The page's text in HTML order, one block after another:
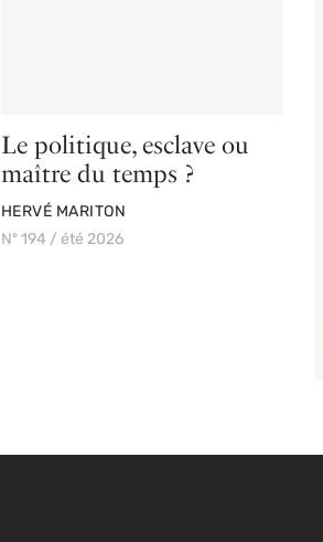
Le politique, esclave ou
maître du temps ?
PAR
HERVÉ MARITON
Nº 194 / été 2026